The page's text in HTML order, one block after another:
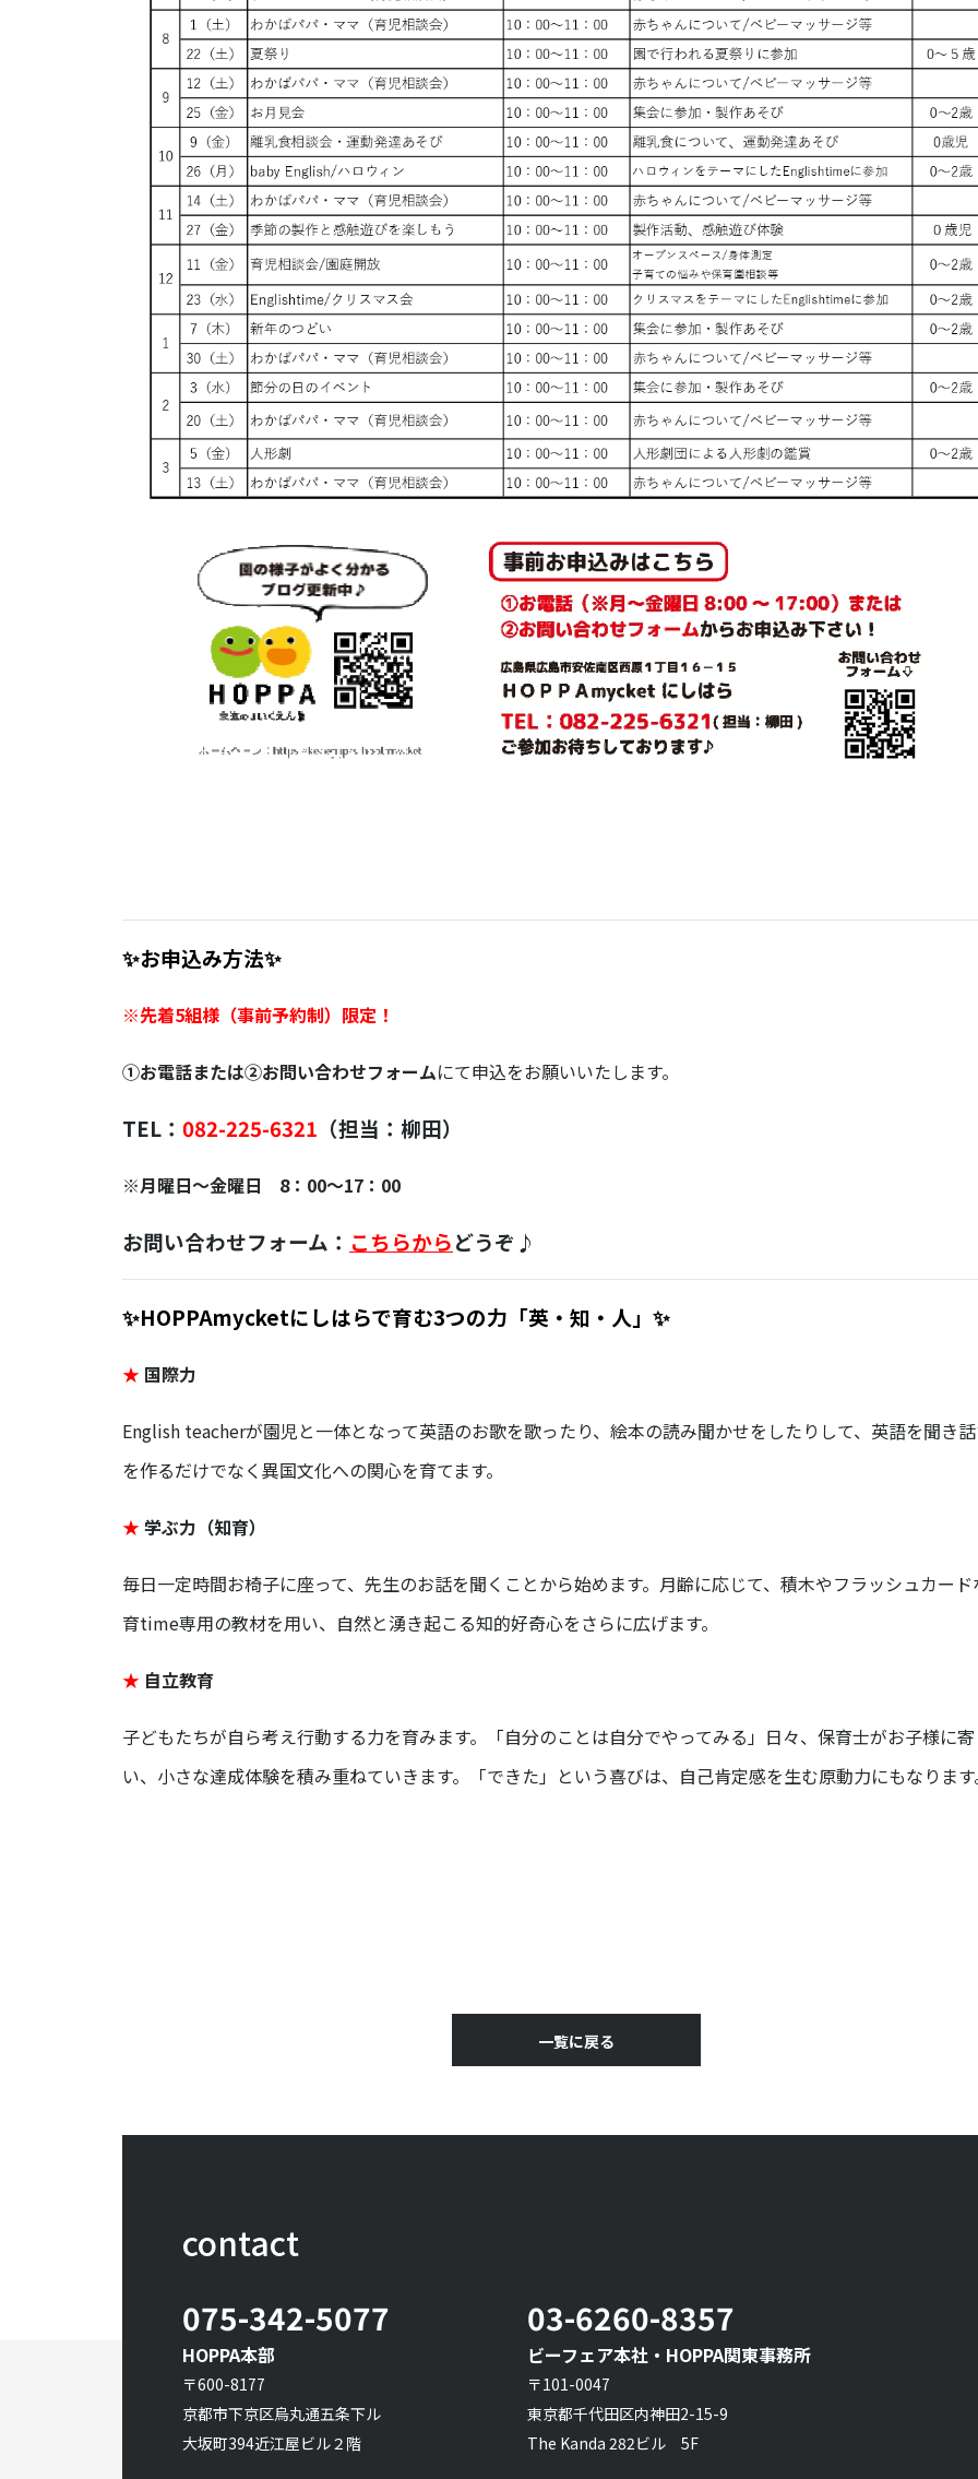
✨お申込み方法✨
※先着5組様（事前予約制）限定！
①お電話または➁お問い合わせフォームにて申込をお願いいたします。
TEL： 082-225-6321 （担当：柳田）
※月曜日～金曜日 8：00～17：00
お問い合わせフォーム： こちらからどうぞ♪
✨HOPPAmycketにしはらで育む3つの力「英・知・人」✨
★ 国際力
English teacherが園児と一体となって英語のお歌を歌ったり、絵本の読み聞かせをしたりして、英語を聞き
を作るだけでなく異国文化への関心を育てます。
★ 学ぶ力（知育）
毎日一定時間お椅子に座って、先生のお話を聞くことから始めます。月齢に応じて、積木やフラッシュカー
育time専用の教材を用い、自然と湧き起こる知的好奇心をさらに広げます。
★ 自立教育
子どもたちが自ら考え行動する力を育みます。「自分のことは自分でやってみる」日々、保育士がお子様に
い、小さな達成体験を積み重ねていきます。「できた」という喜びは、自己肯定感を生む原動力にもなりま
一覧に戻る
contact
075-342-5077
HOPPA本部
〒600-8177
京都市下京区烏丸通五条下ル
大坂町394近江屋ビル２階
03-6260-8357
ビーフェア本社・HOPPA関東事務所
〒101-0047
東京都千代田区内神田2-15-9
The Kanda 282ビル 5F